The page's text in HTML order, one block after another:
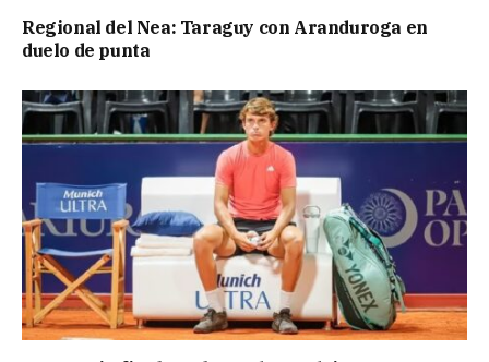
Regional del Nea: Taraguy con Aranduroga en
duelo de punta